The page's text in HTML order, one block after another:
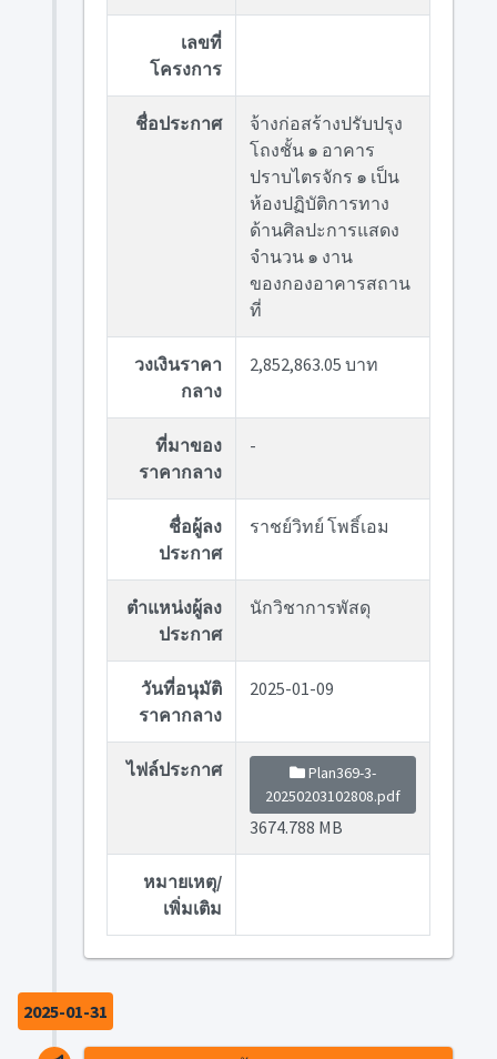
เลขที่
โครงการ
ชื่อประกาศ
จ้างก่อสร้างปรับปรุง
โถงชั้น ๑ อาคาร
ปราบไตรจักร ๑ เป็น
ห้องปฏิบัติการทาง
ด้านศิลปะการแสดง
จำนวน ๑ งาน
ของกองอาคารสถาน
ที่
วงเงินราคา
กลาง
2,852,863.05 บาท
ที่มาของ
ราคากลาง
-
ชื่อผู้ลง
ประกาศ
ราชย์วิทย์ โพธิ์เอม
ตำแหน่งผู้ลง
ประกาศ
นักวิชาการพัสดุ
วันที่อนุมัติ
ราคากลาง
2025-01-09
ไฟล์ประกาศ
Plan369-3-
20250203102808.pdf
3674.788 MB
หมายเหตุ/
เพิ่มเติม
2025-01-31